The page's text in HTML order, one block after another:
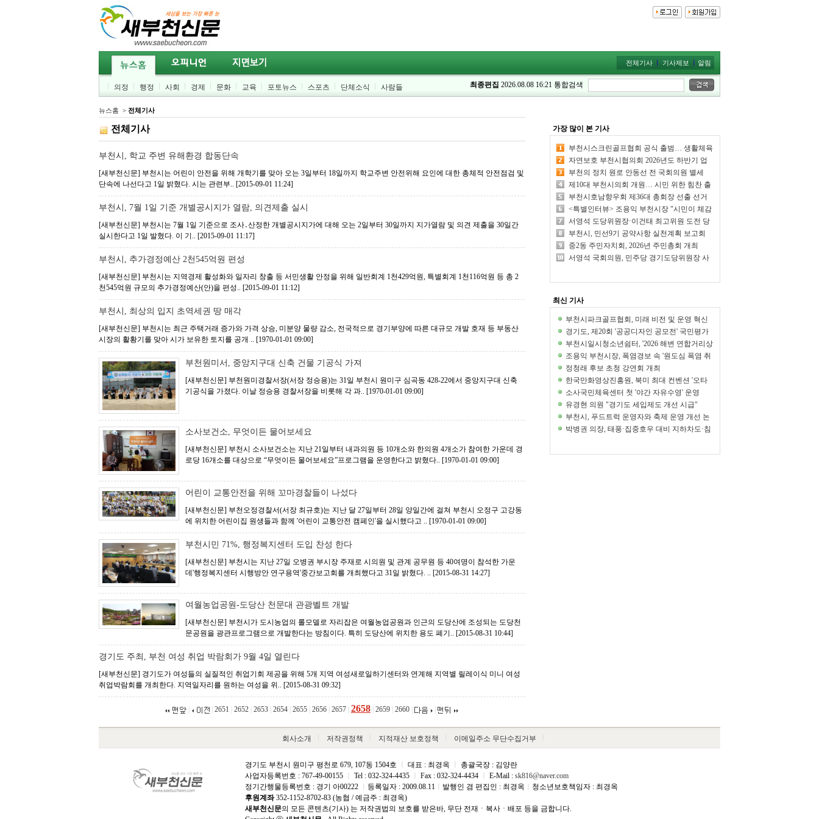
의정 행정 사회 경제 문화 교육 포토뉴스 스포츠 단체소식 사람들
전체기사 기사제보 알림
최종편집 2026.08.08 16:21 통합검색
뉴스홈 > 전체기사
전체기사
부천시, 학교 주변 유해환경 합동단속
[새부천신문] 부천시는 어린이 안전을 위해 개학기를 맞아 오는 3일부터 18일까지 학교주변 안전위해 요인에 대한 총체적 안전점검 및
단속에 나선다고 1일 밝혔다. 시는 관련부.. [2015-09-01 11:24]
부천시, 7월 1일 기준 개별공시지가 열람, 의견제출 실시
[새부천신문] 부천시는 7월 1일 기준으로 조사․산정한 개별공시지가에 대해 오는 2일부터 30일까지 지가열람 및 의견 제출을 30일간
실시한다고 1일 발혔다. 이 기.. [2015-09-01 11:17]
부천시, 추가경정예산 2천545억원 편성
[새부천신문] 부천시는 지역경제 활성화와 일자리 창출 등 서민생활 안정을 위해 일반회계 1천429억원, 특별회계 1천116억원 등 총 2
천545억원 규모의 추가경정예산(안)을 편성.. [2015-09-01 11:12]
부천시, 최상의 입지 초역세권 땅 매각
[새부천신문] 부천시는 최근 주택거래 증가와 가격 상승, 미분양 물량 감소, 전국적으로 경기부양에 따른 대규모 개발 호재 등 부동산
시장의 활황기를 맞아 시가 보유한 토지를 공개 .. [1970-01-01 09:00]
부천원미서, 중앙지구대 신축 건물 기공식 가져
[새부천신문] 부천원미경찰서장(서장 정승용)는 31일 부천시 원미구 심곡동 428-22에서 중앙지구대 신축
기공식을 가졌다. 이날 정승용 경찰서장을 비롯해 각 과.. [1970-01-01 09:00]
소사보건소, 무엇이든 물어보세요
[새부천신문] 부천시 소사보건소는 지난 21일부터 내과의원 등 10개소와 한의원 4개소가 참여한 가운데 경
로당 16개소를 대상으로 “무엇이든 물어보세요”프로그램을 운영한다고 밝혔다.. [1970-01-01 09:00]
어린이 교통안전을 위해 꼬마경찰들이 나섰다
[새부천신문] 부천오정경찰서(서장 최규호)는 지난 달 27일부터 28일 양일간에 걸쳐 부천시 오정구 고강동
에 위치한 어린이집 원생들과 함께 '어린이 교통안전 캠페인'을 실시했다고 .. [1970-01-01 09:00]
부천시민 71%, 행정복지센터 도입 찬성 한다
[새부천신문] 부천시는 지난 27일 오병권 부시장 주재로 시의원 및 관계 공무원 등 40여명이 참석한 가운
데'행정복지센터 시행방안 연구용역'중간보고회를 개최했다고 31일 밝혔다. .. [2015-08-31 14:27]
여월농업공원-도당산 천문대 관광벨트 개발
[새부천신문] 부천시가 도시농업의 롤모델로 자리잡은 여월농업공원과 인근의 도당산에 조성되는 도당천
문공원을 광관프로그램으로 개발한다는 방침이다. 특히 도당산에 위치한 용도 폐기.. [2015-08-31 10:44]
경기도 주최, 부천 여성 취업 박람회가 9월 4일 열린다
[새부천신문] 경기도가 여성들의 실질적인 취업기회 제공을 위해 5개 지역 여성새로일하기센터와 연계해 지역별 릴레이식 미니 여성
취업박람회를 개최한다. 지역일자리를 원하는 여성을 위.. [2015-08-31 09:32]
2651 2652 2653 2654 2655 2656 2657 2658 2659 2660
가장 많이 본 기사
부천시스크린골프협회 공식 출범… 생활체육
활성화 위한 힘찬 첫걸음
자연보호 부천시협의회 2026년도 하반기 업
무보고회 가져
부천의 정치 원로 안동선 전 국회의원 별세
제10대 부천시의회 개원… 시민 위한 힘찬 출
발
부천시호남향우회 제36대 총회장 선출 선거
일... 호남향우 화합의 날
<특별인터뷰> 조용익 부천시장 "시민이 체감
하는 시정 성과 만들어 내겠다"
서영석 도당위원장·이건태 최고위원 도전 당
선 여부 주목
부천시, 민선9기 공약사항 실천계획 보고회
개최… 89개 공약 점검
중2동 주민자치회, 2026년 주민총회 개최
서영석 국회의원, 민주당 경기도당위원장 사
최신 기사
부천시파크골프협회, 미래 비전 및 운영 혁신
워크숍 개최
경기도, 제20회 '공공디자인 공모전' 국민평가
단 모집
부천시일시청소년쉼터, '2026 해변 연합거리상
담' 참여
조용익 부천시장, 폭염경보 속 '원도심 폭염 취
약계층' 직접 챙겨
정청래 후보 초청 강연회 개최
한국만화영상진흥원, 북미 최대 컨벤션 '오타
콘 2026' 참가
소사국민체육센터 첫 '야간 자유수영' 운영
유경현 의원 "경기도 세입제도 개선 시급"
부천시, 푸드트럭 운영자와 축제 운영 개선 논
의
박병권 의장, 태풍·집중호우 대비 지하차도·침
회사소개 저작권정책 지적재산 보호정책 이메일주소 무단수집거부
경기도 부천시 원미구 평천로 679, 107동 1504호 대표 : 최경옥
총괄국장 : 김양란
사업자등록번호 : 767-49-00155
Tel : 032-324-4435 Fax : 032-324-4434 E-Mail : sk816@naver.com
정기간행물등록번호 : 경기 아00222
등록일자 : 2009.08.11 발행인 겸 편집인 : 최경옥
청소년보호책임자 : 최경옥
후원계좌352-1152-8702-83 (농협 / 예금주 : 최경옥)
새부천신문의 모든 콘텐츠(기사) 는 저작권법의 보호를 받은바, 무단 전재ㆍ복사ㆍ배포 등을 금합니다.